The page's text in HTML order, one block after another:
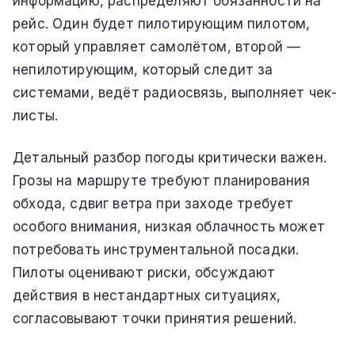
рейс. Один будет пилотирующим пилотом,
который управляет самолётом, второй —
непилотирующим, который следит за
системами, ведёт радиосвязь, выполняет чек-
листы.
Детальный разбор погоды критически важен.
Грозы на маршруте требуют планирования
обхода, сдвиг ветра при заходе требует
особого внимания, низкая облачность может
потребовать инструментальной посадки.
Пилоты оценивают риски, обсуждают
действия в нестандартных ситуациях,
согласовывают точки принятия решений.